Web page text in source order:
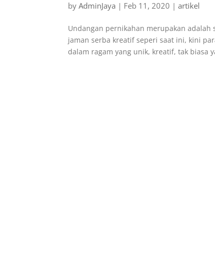
byAdminJaya | Feb 11, 2020 |artikel
Undangan pernikahan merupakan adalah
jaman serba kreatif seperi saat ini, kini
dalam ragam yang unik, kreatif, tak biasa